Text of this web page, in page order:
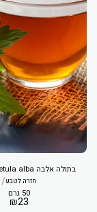
בתולה אלבה Betula alba - שדר לבן
חזרה לטבע/
50 גרם
₪23